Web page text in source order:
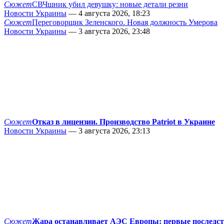
СюжетСВЧшник убил девушку: новые детали резни
Новости Украины — 4 августа 2026, 18:23
СюжетПереговорщик Зеленского. Новая должность Умерова
Новости Украины — 3 августа 2026, 23:48
СюжетОтказ в лицензии. Производство Patriot в Украине
Новости Украины — 3 августа 2026, 23:13
СюжетЖара останавливает АЭС Европы: первые